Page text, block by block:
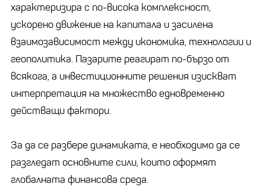
характеризира с по-висока комплексност,
ускорено движение на капитала и засилена
взаимозависимост между икономика, технологии и
геополитика. Пазарите реагират по-бързо от
всякога, а инвестиционните решения изискват
интерпретация на множество едновременно
действащи фактори.
За да се разбере динамиката, е необходимо да се
разгледат основните сили, които оформят
глобалната финансова среда.